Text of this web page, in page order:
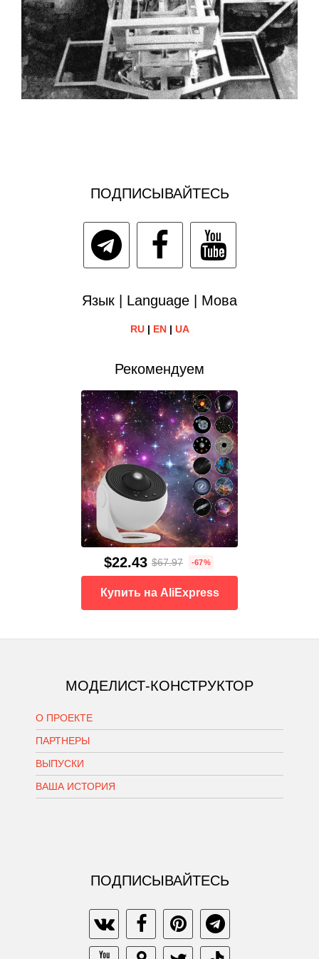
ПОДПИСЫВАЙТЕСЬ
Язык | Language | Мова
RU| EN| UA
Рекомендуем
$22.43 $67.97 -67%
Купить на AliExpress
МОДЕЛИСТ-КОНСТРУКТОР
О ПРОЕКТЕ
ПАРТНЕРЫ
ВЫПУСКИ
ВАША ИСТОРИЯ
ПОДПИСЫВАЙТЕСЬ